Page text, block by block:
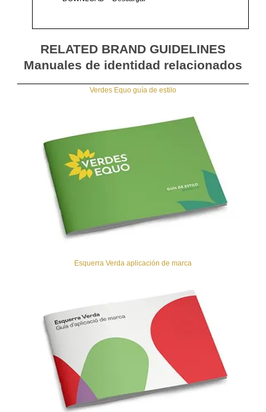
RELATED BRAND GUIDELINES
Manuales de identidad relacionados
Verdes Equo guía de estilo
Esquerra Verda aplicación de marca